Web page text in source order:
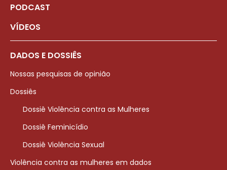
PODCAST
VÍDEOS
DADOS E DOSSIÊS
Nossas pesquisas de opinião
Dossiês
Dossiê Violência contra as Mulheres
Dossiê Feminicídio
Dossiê Violência Sexual
Violência contra as mulheres em dados